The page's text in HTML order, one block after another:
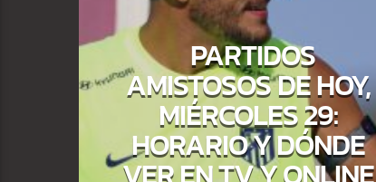
PARTIDOS
AMISTOSOS DE HOY,
MIÉRCOLES 29:
HORARIO Y DÓNDE